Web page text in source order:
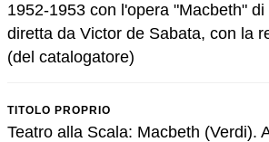
1952-1953 con l'opera "Macbeth"
diretta da Victor de Sabata, con la
(del catalogatore)
TITOLO PROPRIO
Teatro alla Scala: Macbeth (Verdi).